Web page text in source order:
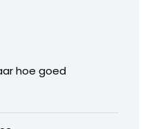
hoe goed